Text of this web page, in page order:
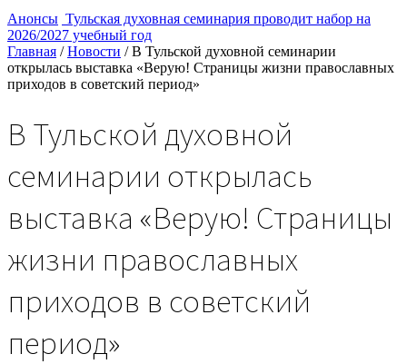
Анонсы Тульская духовная семинария проводит набор на
2026/2027 учебный год
Главная / Новости / В Тульской духовной семинарии
открылась выставка «Верую! Страницы жизни православных
приходов в советский период»
В Тульской духовной
семинарии открылась
выставка «Верую! Страницы
жизни православных
приходов в советский
период»